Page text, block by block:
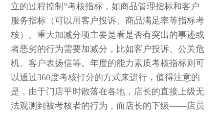
立的过程控制”考核指标，如商品管理指标和客户
服务指标（可以用客户投诉、商品满足率等指标考
核）。重大加减分项主要是看是否有突出的事迹或
者恶劣的行为需要加减分，比如客户投诉、公关危
机、客户表扬信等。年度的能力素质考核指标则可
以通过360度考核打分的方式来进行，值得注意的
是，由于门店平时散落在各地，店长的直接上级无
法观测到被考核者的行为，而店长的下级——店员